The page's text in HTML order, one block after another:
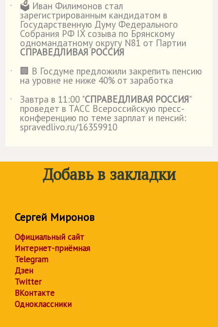
˙
🗳️ Иван Филимонов стал
зарегистрированным кандидатом в
Государственную Думу Федерального
Собрания РФ IX созыва по Брянскому
одномандатному округу N81 от Партии
СПРАВЕДЛИВАЯ РОССИЯ
˙
🏢 В Госдуме предложили закрепить пенсию
на уровне не ниже 40% от заработка
˙
Завтра в 11:00 "СПРАВЕДЛИВАЯ РОССИЯ"
проведет в ТАСС Всероссийскую пресс-
конференцию по теме зарплат и пенсий:
spravedlivo.ru/16359910
Добавь в закладки
Сергей Миронов
Официальный сайт
Интернет-приёмная
Telegram
Дзен
Twitter
ВКонтакте
Одноклассники